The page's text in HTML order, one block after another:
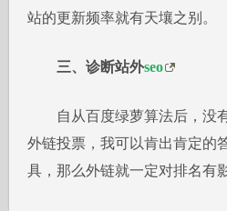
站的更新频率就有天壤之别。
三、诊断站外seo
自从百度绿萝算法后，没
外链投票，我可以肯出肯定的
具，那么外链就一定对排名有